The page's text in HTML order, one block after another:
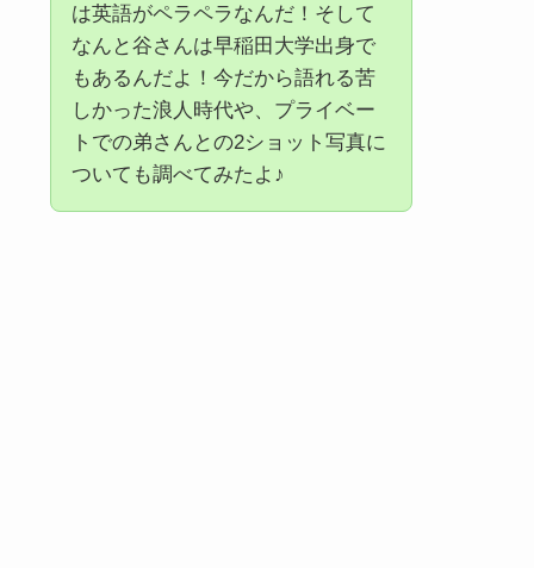
は英語がペラペラなんだ！そして
なんと谷さんは早稲田大学出身で
もあるんだよ！今だから語れる苦
しかった浪人時代や、プライベー
トでの弟さんとの2ショット写真に
ついても調べてみたよ♪